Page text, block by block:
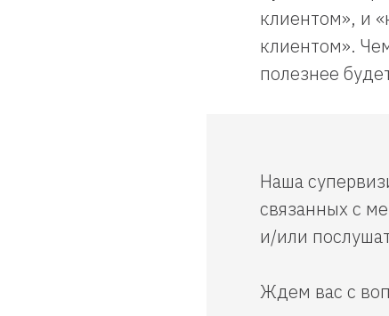
клиентом», и
клиентом».
полезнее
Наша
связанных с
и/или
Ждем вас с